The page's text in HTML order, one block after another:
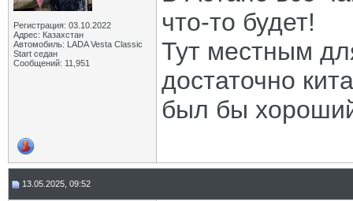
Регистрация: 03.10.2022
Адрес: Казахстан
Автомобиль: LADA Vesta Classic
Start седан
Сообщений: 11,951
что-то будет!
Тут местным
достаточно
был бы
13.05.2025, 09:52